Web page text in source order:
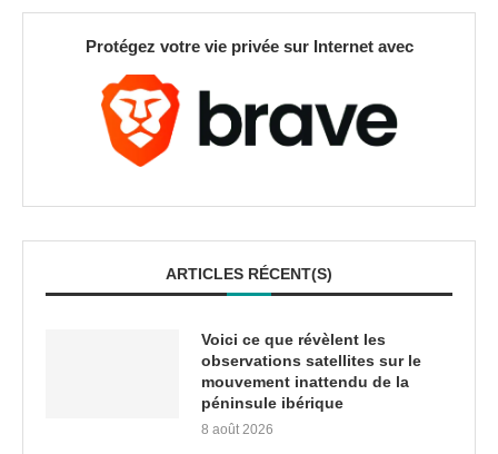
Protégez votre vie privée sur Internet avec
ARTICLES RÉCENT(S)
Voici ce que révèlent les
observations satellites sur le
mouvement inattendu de la
péninsule ibérique
8 août 2026